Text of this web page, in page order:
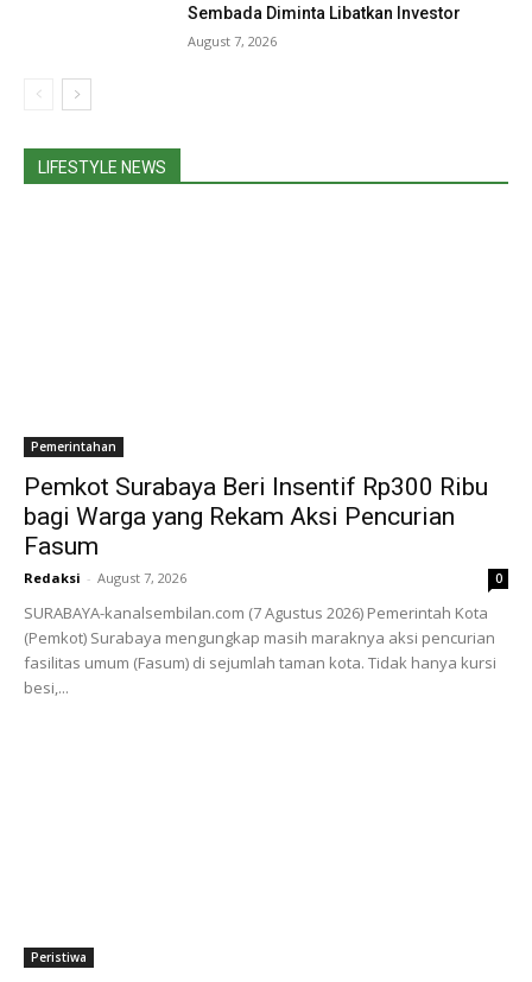
Sembada Diminta Libatkan Investor
August 7, 2026
LIFESTYLE NEWS
Pemerintahan
Pemkot Surabaya Beri Insentif Rp300 Ribu
bagi Warga yang Rekam Aksi Pencurian
Fasum
Redaksi - August 7, 2026 0
SURABAYA-kanalsembilan.com (7 Agustus 2026) Pemerintah Kota
(Pemkot) Surabaya mengungkap masih maraknya aksi pencurian
fasilitas umum (Fasum) di sejumlah taman kota. Tidak hanya kursi
besi,...
Peristiwa